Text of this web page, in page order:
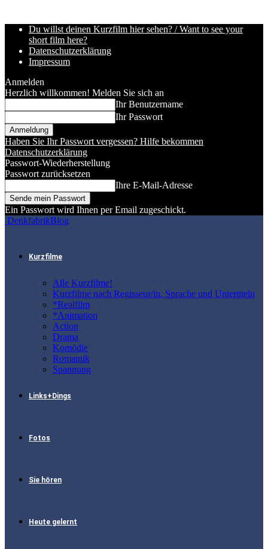
Du willst deinen Kurzfilm hier sehen? / Want to see your
short film here?
Datenschutzerklärung
Impressum
Anmelden
Herzlich willkommen! Melden Sie sich an
Ihr Benutzername
Ihr Passwort
Haben Sie Ihr Passwort vergessen? Hilfe bekommen
Datenschutzerklärung
Passwort-Wiederherstellung
Passwort zurücksetzen
Ihre E-Mail-Adresse
Ein Passwort wird Ihnen per Email zugeschickt.
DenkfabrikBlog
Kurzfilme
Alle Kurzfilme!
Kurzfilme nach Regisseur/in, Sprache und Untertiteln
*Realfilm
*Animation
Action
Drama
Komödie
Romantik
Spannung
Links+Dings
Fotos
Sie hören
Heute gelernt